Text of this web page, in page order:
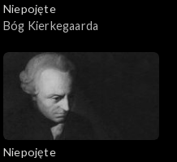
Niepojęte
Bóg Kierkegaarda
Niepojęte